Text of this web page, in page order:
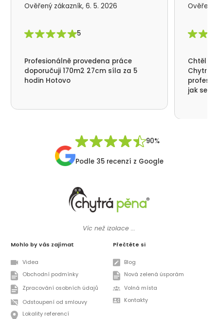
Ověřený zákazník, 6. 5. 2026
5
Profesionálně provedena práce
doporučuji 170m2 27cm síla za 5
hodin Hotovo
Ověřený
Chtěl
Chytrá
jak se
90%
Podle 35 recenzí z Google
Víc než izolace ...
Mohlo by vás zajímat
Videa
Obchodní podmínky
Zpracování osobních údajů
Odstoupení od smlouvy
Lokality referencí
Přečtěte si
Blog
Nová zelená úsporám
Volná místa
Kontakty